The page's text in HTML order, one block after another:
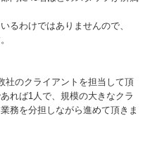
るわけではありませんので、
社のクライアントを担当して頂
れば1人で、規模の大きなクラ
務を分担しながら進めて頂きま